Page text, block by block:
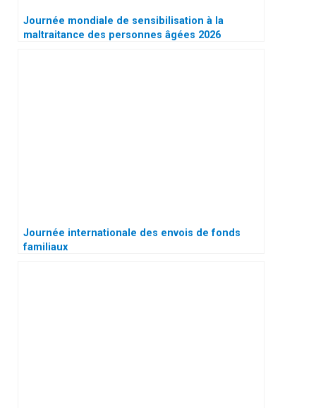
Journée mondiale de sensibilisation à la
maltraitance des personnes âgées 2026
Journée internationale des envois de fonds
familiaux